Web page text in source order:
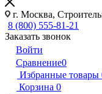
г. Москва,
8 (800) 555-81-21
Заказать звонок
Войти
Сравнение0
Избранные товары
Корзина 0